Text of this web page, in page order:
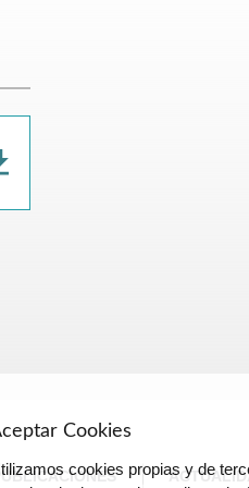
Cookies
cookies propias y de